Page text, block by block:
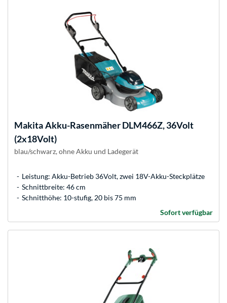
MakitaAkku-Rasenmäher DLM466Z, 36Volt
(2x18Volt)
blau/schwarz, ohne Akku und Ladegerät
Leistung: Akku-Betrieb 36Volt, zwei 18V-Akku-Steckplätze
Schnittbreite: 46 cm
Schnitthöhe: 10-stufig, 20 bis 75 mm
Sofort verfügbar